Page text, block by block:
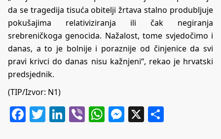
da se tragedija tisuća obitelji žrtava stalno produbljuje
pokušajima relativiziranja ili čak negiranja
srebreničkoga genocida. Nažalost, tome svjedočimo i
danas, a to je bolnije i poraznije od činjenice da svi
pravi krivci do danas nisu kažnjeni“, rekao je hrvatski
predsjednik.
(TIP/Izvor: N1)
Facebook
Twitter
LinkedIn
ViberWhatsApp
Messenger
X